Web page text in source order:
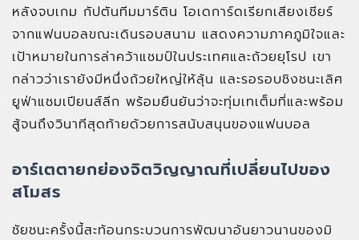
หลังจบเกม กัปตันทีมมาร์ติน โอเดการ์ดเรียกเสียงเชียร์
จากแฟนบอลขณะเดินรอบสนาม แสดงความภาคภูมิใจและ
เป้าหมายในการล่าคว้าแชมป์ในประเทศและถ้วยยุโรป เขา
กล่าวว่าเรายังมีหนึ่งถ้วยใหญ่ให้ลุ้น และรอรอบชิงชนะเลิศ
ยูฟ่าแชมเปียนส์ลีก พร้อมยืนยันว่าจะทุ่มเทเต็มที่และพร้อม
สู้จนถึงวินาทีสุดท้ายด้วยการสนับสนุนของแฟนบอล
อาร์เตตายกย่องจิตวิญญาณที่เปลี่ยนไปของ
สโมสร
ชัยชนะครั้งนี้สะท้อนกระบวนการพัฒนาอันยาวนานของมิ